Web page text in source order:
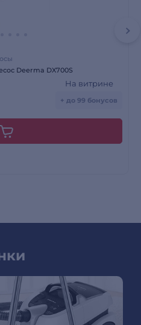
Deerma DX700S
На витрине
+ до 99 бонусов